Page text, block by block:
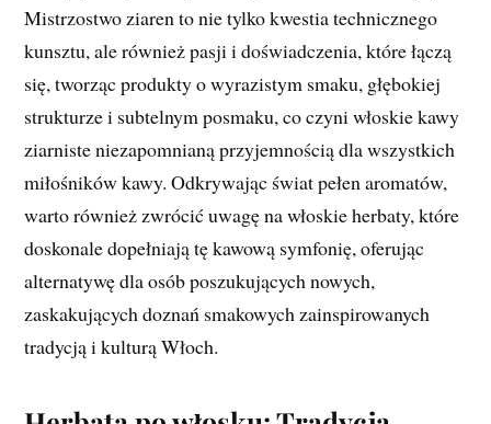
Mistrzostwo ziaren to nie tylko kwestia technicznego
kunsztu, ale również pasji i doświadczenia, które łączą
się, tworząc produkty o wyrazistym smaku, głębokiej
strukturze i subtelnym posmaku, co czyni włoskie kawy
ziarniste niezapomnianą przyjemnością dla wszystkich
miłośników kawy. Odkrywając świat pełen aromatów,
warto również zwrócić uwagę na włoskie herbaty, które
doskonale dopełniają tę kawową symfonię, oferując
alternatywę dla osób poszukujących nowych,
zaskakujących doznań smakowych zainspirowanych
tradycją i kulturą Włoch.